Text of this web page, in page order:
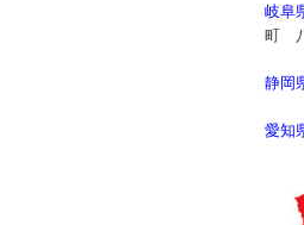
岐阜
町
静岡
愛知